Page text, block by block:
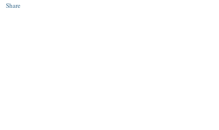
Share